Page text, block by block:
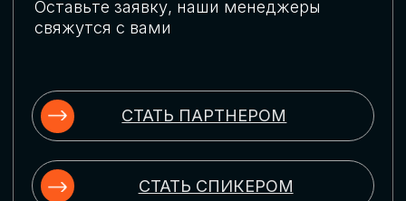
ИСКУССТВЕННЫЙ
Узнаем как компании адаптируются к
новой ИИ-реальности. Как ИИ-
сотрудники становятся
«полноправными» членами команды, как
ИИ-помощники забирают на себя рутину
и как можно значительно увеличить
производительность без огромных
затрат на нейросети